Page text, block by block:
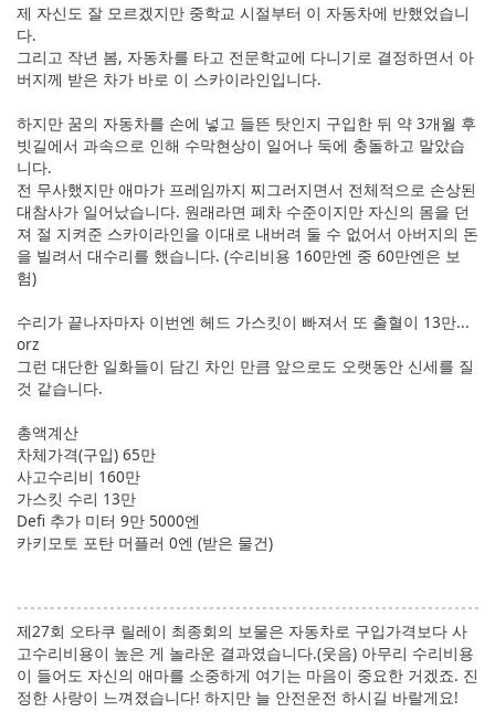
제 자신도 잘 모르겠지만 중학교 시절부터 이 자동차에 반했었습니
다.
그리고 작년 봄, 자동차를 타고 전문학교에 다니기로 결정하면서 아
버지께 받은 차가 바로 이 스카이라인입니다.
하지만 꿈의 자동차를 손에 넣고 들뜬 탓인지 구입한 뒤 약 3개월 후
빗길에서 과속으로 인해 수막현상이 일어나 둑에 충돌하고 말았습
니다.
전 무사했지만 애마가 프레임까지 찌그러지면서 전체적으로 손상된
대참사가 일어났습니다. 원래라면 폐차 수준이지만 자신의 몸을 던
져 절 지켜준 스카이라인을 이대로 내버려 둘 수 없어서 아버지의 돈
을 빌려서 대수리를 했습니다. (수리비용 160만엔 중 60만엔은 보
험)
수리가 끝나자마자 이번엔 헤드 가스킷이 빠져서 또 출혈이 13만...
orz
그런 대단한 일화들이 담긴 차인 만큼 앞으로도 오랫동안 신세를 질
것 같습니다.
총액계산
차체가격(구입) 65만
사고수리비 160만
가스킷 수리 13만
Defi 추가 미터 9만 5000엔
카키모토 포탄 머플러 0엔 (받은 물건)
제27회 오타쿠 릴레이 최종회의 보물은 자동차로 구입가격보다 사
고수리비용이 높은 게 놀라운 결과였습니다.(웃음) 아무리 수리비용
이 들어도 자신의 애마를 소중하게 여기는 마음이 중요한 거겠죠. 진
정한 사랑이 느껴졌습니다! 하지만 늘 안전운전 하시길 바랄게요!